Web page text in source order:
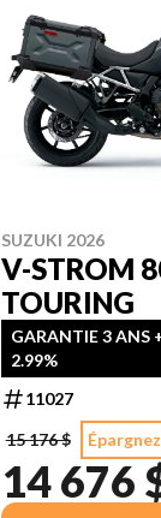
SUZUKI 2026
V-STROM
TOURING
GARANTIE 3 ANS
2.99%
11027
15 176 $
14 676